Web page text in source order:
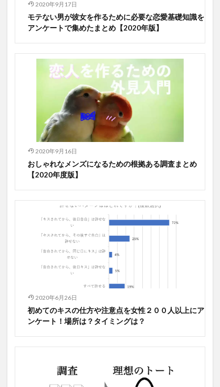
2020年9月17日
モテない男が彼女を作るために必要な恋愛基礎知識を
アンケートで集めたまとめ【2020年版】
2020年9月16日
おしゃれなメンズになるための根拠ある調査まとめ
【2020年度版】
2020年6月26日
初めてのキスの仕方や注意点を女性２００人以上にア
ンケート！場所は？タイミングは？